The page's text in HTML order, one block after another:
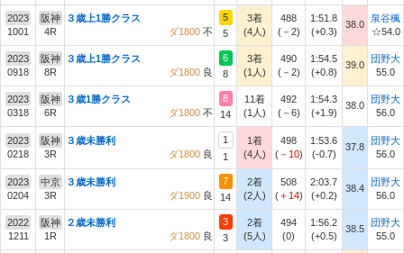
2023
1001
阪神
4R
３歳上1勝クラス
ダ1800 不
5
5
3着
(4人)
488
(－2)
1:51.8
(+0.3)
38.0
泉谷楓
☆54.0
2023
0918
阪神
8R
３歳上1勝クラス
ダ1800 良
6
8
3着
(1人)
490
(－2)
1:54.5
(+0.8)
39.0
団野大
55.0
2023
0318
阪神
6R
３歳1勝クラス
ダ1800 不
8
14
11着
(1人)
492
(－6)
1:54.3
(+1.9)
38.0
団野大
56.0
2023
0218
阪神
3R
３歳未勝利
ダ1800 良
1
1
1着
(4人)
498
(－10)
1:53.6
(-0.7)
37.8
団野大
56.0
2023
0204
中京
3R
３歳未勝利
ダ1900 良
7
14
2着
(2人)
508
(＋14)
2:03.7
(+0.2)
38.4
団野大
56.0
2022
1211
阪神
1R
２歳未勝利
ダ1800 良
3
3
2着
(5人)
494
(0)
1:56.2
(+0.5)
38.5
団野大
55.0